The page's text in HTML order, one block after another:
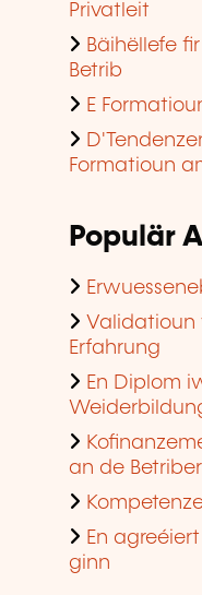
Privatleit
Bäihëllefe
Betrib
E
Formatioun
Populär
Validatioun
Erfahrung
En Diplom
an de Betriber
En
ginn